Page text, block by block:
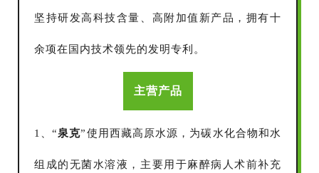
坚持研发高科技含量、高附加值新产品，拥有十
余项在国内技术领先的发明专利。
主营产品
1、“泉克”使用西藏高原水源，为碳水化合物和水
组成的无菌水溶液，主要用于麻醉病人术前补充